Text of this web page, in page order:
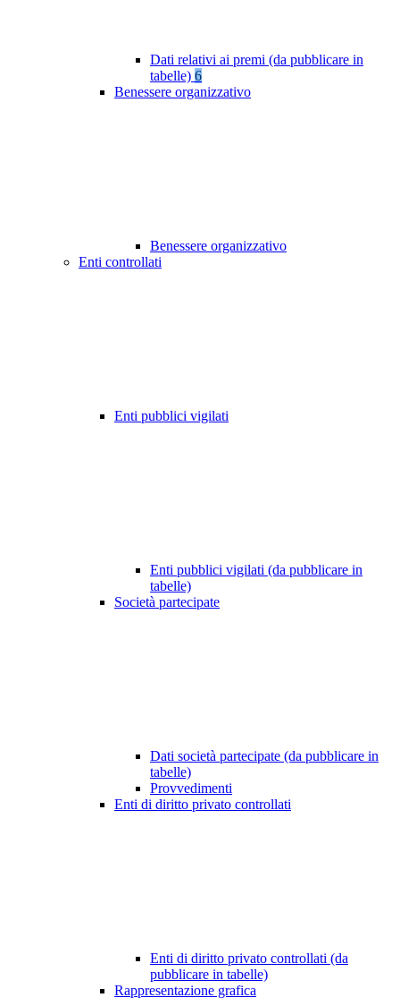
Dati relativi ai premi (da pubblicare in
tabelle) 6
Benessere organizzativo
Benessere organizzativo
Enti controllati
Enti pubblici vigilati
Enti pubblici vigilati (da pubblicare in
tabelle)
Società partecipate
Dati società partecipate (da pubblicare in
tabelle)
Provvedimenti
Enti di diritto privato controllati
Enti di diritto privato controllati (da
pubblicare in tabelle)
Rappresentazione grafica